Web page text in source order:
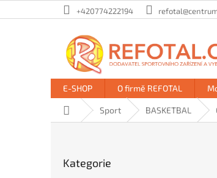
na
+420774222194
E-SHOP O firmě REFOTAL
Domů Sport BASKETBAL
kategorie
Kategorie